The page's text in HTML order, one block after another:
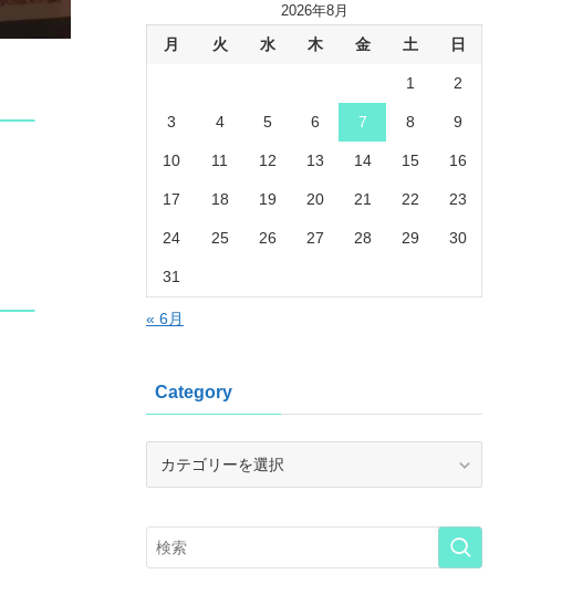
2026年8月
月 火 水 木 金 土 日
1 2
3 4 5 6 7 8 9
10 11 12 13 14 15 16
17 18 19 20 21 22 23
24 25 26 27 28 29 30
31
« 6月
Category